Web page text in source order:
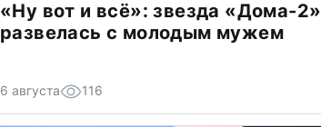
«Ну вот и всё»: звезда «Дома-2»
развелась с молодым мужем
6 августа 116